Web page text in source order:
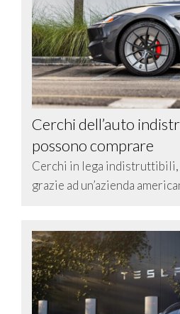
Cerchi dell’auto
possono comprare
Cerchi in lega indistruttibili,
grazie ad un’azienda